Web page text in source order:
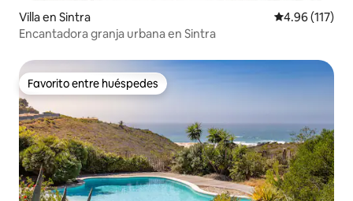
Villa en Sintra Calificación
4.96 (117)
Encantadora granja urbana en Sintra
Favorito entre huéspedes
Favorito entre huéspedes